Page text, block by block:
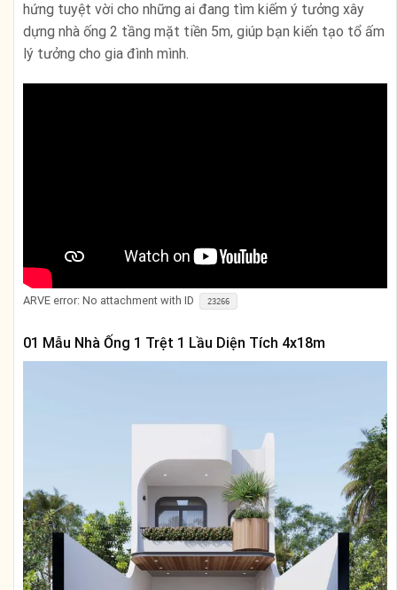
hứng tuyệt vời cho những ai đang tìm kiếm ý tưởng xây
dựng nhà ống 2 tầng mặt tiền 5m, giúp bạn kiến tạo tổ ấm
lý tưởng cho gia đình mình.
ARVE error: No attachment with ID 23266
01 Mẫu Nhà Ống 1 Trệt 1 Lầu Diện Tích 4x18m